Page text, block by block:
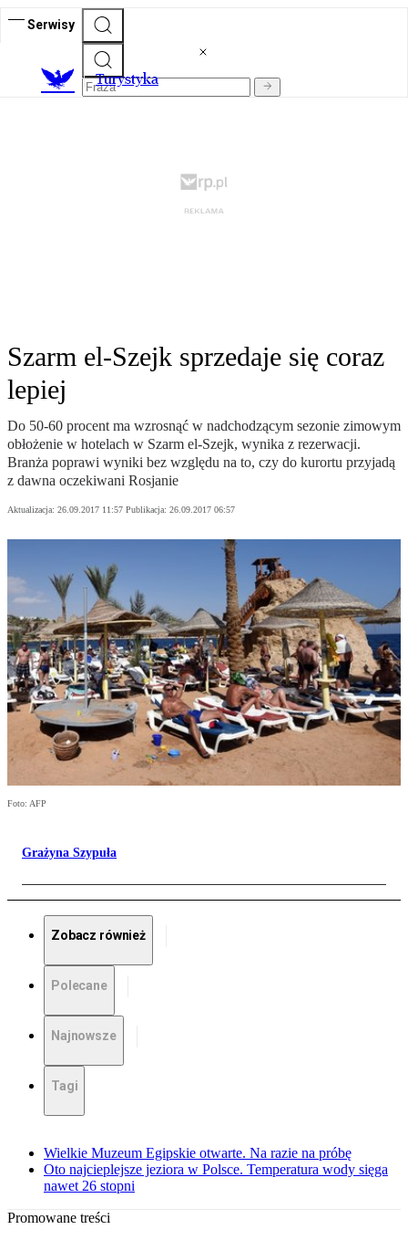
Serwisy
Turystyka
Szarm el-Szejk sprzedaje się coraz
lepiej
Do 50-60 procent ma wzrosnąć w nadchodzącym sezonie zimowym
obłożenie w hotelach w Szarm el-Szejk, wynika z rezerwacji.
Branża poprawi wyniki bez względu na to, czy do kurortu przyjadą
z dawna oczekiwani Rosjanie
Aktualizacja: 26.09.2017 11:57 Publikacja: 26.09.2017 06:57
Foto: AFP
Grażyna Szypuła
Zobacz również
Polecane
Najnowsze
Tagi
Wielkie Muzeum Egipskie otwarte. Na razie na próbę
Oto najcieplejsze jeziora w Polsce. Temperatura wody sięga
nawet 26 stopni
Promowane treści